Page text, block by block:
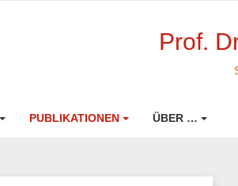
Prof.
PUBLIKATIONEN ÜBER …